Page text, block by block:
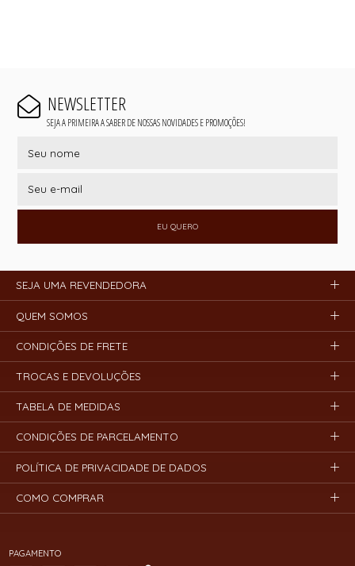
NEWSLETTER
SEJA A PRIMEIRA A SABER DE NOSSAS NOVIDADES E PROMOÇÕES!
EU QUERO
PAGAMENTO
SEJA UMA REVENDEDORA
QUEM SOMOS
CONDIÇÕES DE FRETE
TROCAS E DEVOLUÇÕES
TABELA DE MEDIDAS
CONDIÇÕES DE PARCELAMENTO
POLÍTICA DE PRIVACIDADE DE DADOS
COMO COMPRAR